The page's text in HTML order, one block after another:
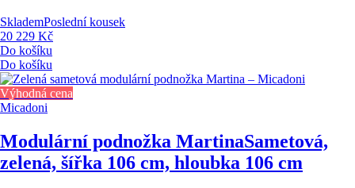
SklademPoslední kousek
20 229 Kč
Do košíku
Do košíku
Výhodná cena
Micadoni
Modulární podnožka MartinaSametová,
zelená, šířka 106 cm, hloubka 106 cm